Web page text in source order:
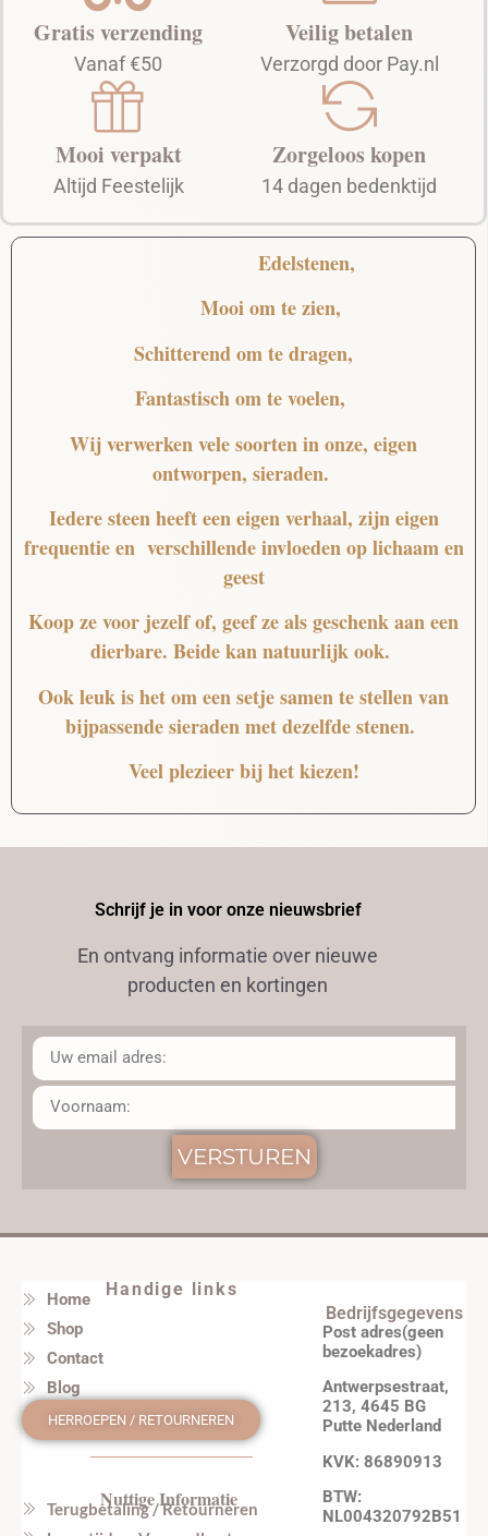
Gratis verzending
Vanaf €50
Mooi verpakt
Altijd Feestelijk
Veilig betalen
Verzorgd door Pay.nl
Zorgeloos kopen
14 dagen bedenktijd
Edelstenen,
Mooiom te zien,
Schitterendom te dragen,
Fantastischom te voelen,
Wij verwerken vele soorten in onze, eigen
ontworpen, sieraden.
Iedere steen heeft een eigen verhaal, zijn eigen
frequentie en verschillende invloeden op lichaam en
geest
Koop ze voor jezelf of, geef ze als geschenk aan een
dierbare. Beide kan natuurlijk ook.
Ook leuk is het om een setje samen te stellen van
bijpassende sieraden met dezelfde stenen.
Veel plezieer bij het kiezen!
Schrijf je in voor onze nieuwsbrief
En ontvang informatie over nieuwe
producten en kortingen
VERSTUREN
Handige links
Home
Shop
Contact
Blog
HERROEPEN / RETOURNEREN
Nuttige Informatie
Terugbetaling / Retourneren
Bedrijfsgegevens
Post adres(geen
bezoekadres)
Antwerpsestraat,
213, 4645 BG
Putte Nederland
KVK: 86890913
BTW:
NL004320792B51